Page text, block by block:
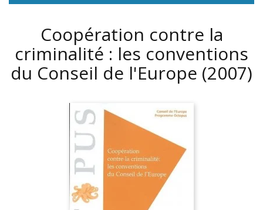
Coopération contre la
criminalité : les conventions
du Conseil de l'Europe (2007)